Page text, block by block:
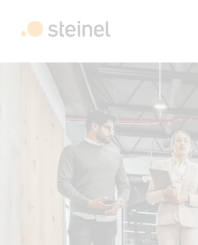
Suchbegriff eingeben